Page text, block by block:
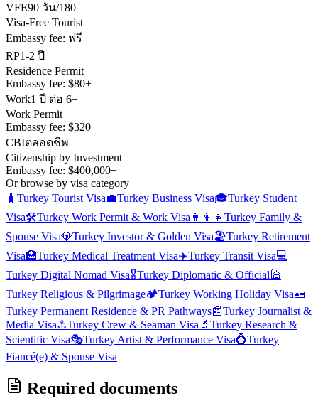
VFE90 วัน/180
Visa-Free Tourist
Embassy fee: ฟรี
RP1-2 ปี
Residence Permit
Embassy fee: $80+
Work1 ปี ต่อ 6+
Work Permit
Embassy fee: $320
CBIตลอดชีพ
Citizenship by Investment
Embassy fee: $400,000+
Or browse by visa category
🧳 Turkey Tourist Visa💼Turkey Business Visa🎓Turkey Student
Visa🛠️Turkey Work Permit & Work Visa 👨‍👩‍👧 Turkey Family &
Spouse Visa💎Turkey Investor & Golden Visa🏖️Turkey Retirement
Visa🏥Turkey Medical Treatment Visa✈️Turkey Transit Visa💻
Turkey Digital Nomad Visa🎖️Turkey Diplomatic & Official 🕌
Turkey Religious & Pilgrimage🏕️Turkey Working Holiday Visa🪪
Turkey Permanent Residence & PR Pathways📰Turkey Journalist &
Media Visa⚓Turkey Crew & Seaman Visa 🔬 Turkey Research &
Scientific Visa🎭Turkey Artist & Performance Visa💍Turkey
Fiancé(e) & Spouse Visa
Required documents